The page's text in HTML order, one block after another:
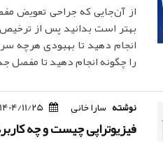
از آن‌جایی که جراحی تعویض
بهتر است بدانید پس از ترخیص
انجام دهید تا بهبودی هرچه
را چگونه انجام دهید تا مفصل
نوشته سارا خانی 1404/11/25
فیزیوتراپی چیست و چه